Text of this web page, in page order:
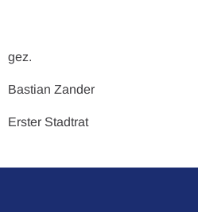
Bastian Zander
Erster Stadtrat